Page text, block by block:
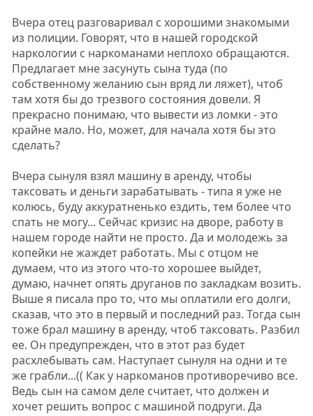
Вчера отец разговаривал с хорошими знакомыми
из полиции. Говорят, что в нашей городской
наркологии с наркоманами неплохо обращаются.
Предлагает мне засунуть сына туда (по
собственному желанию сын вряд ли ляжет), чтоб
там хотя бы до трезвого состояния довели. Я
прекрасно понимаю, что вывести из ломки - это
крайне мало. Но, может, для начала хотя бы это
сделать?
Вчера сынуля взял машину в аренду, чтобы
таксовать и деньги зарабатывать - типа я уже не
колюсь, буду аккуратненько ездить, тем более что
спать не могу... Сейчас кризис на дворе, работу в
нашем городе найти не просто. Да и молодежь за
копейки не жаждет работать. Мы с отцом не
думаем, что из этого что-то хорошее выйдет,
думаю, начнет опять друганов по закладкам возить.
Выше я писала про то, что мы оплатили его долги,
сказав, что это в первый и последний раз. Тогда сын
тоже брал машину в аренду, чтоб таксовать. Разбил
ее. Он предупрежден, что в этот раз будет
расхлебывать сам. Наступает сынуля на одни и те
же грабли...(( Как у наркоманов противоречиво все.
Ведь сын на самом деле считает, что должен и
хочет решить вопрос с машиной подруги. Да